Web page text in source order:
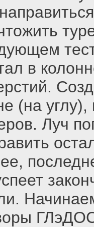
в
(на
Луч